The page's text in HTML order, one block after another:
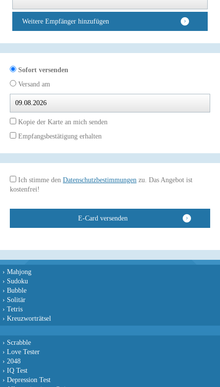
Weitere Empfänger hinzufügen
Sofort versenden
Versand am
Kopie der Karte an mich senden
Empfangsbestätigung erhalten
Ich stimme den Datenschutzbestimmungen zu. Das Angebot ist
kostenfrei!
› Mahjong
› Sudoku
› Bubble
› Solitär
› Tetris
› Kreuzworträtsel
› Scrabble
› Love Tester
› 2048
› IQ Test
› Depression Test